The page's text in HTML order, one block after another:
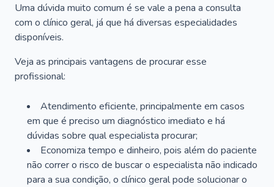
Uma dúvida muito comum é se vale a pena a consulta
com o clínico geral, já que há diversas especialidades
disponíveis.
Veja as principais vantagens de procurar esse
profissional:
Atendimento eficiente, principalmente em casos
em que é preciso um diagnóstico imediato e há
dúvidas sobre qual especialista procurar;
Economiza tempo e dinheiro, pois além do paciente
não correr o risco de buscar o especialista não indicado
para a sua condição, o clínico geral pode solucionar o